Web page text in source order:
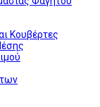
Κουβέρτες